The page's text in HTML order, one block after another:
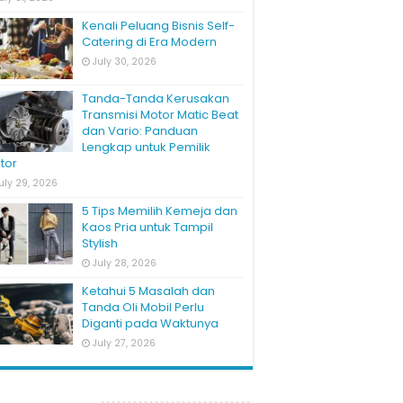
Kenali Peluang Bisnis Self-
Catering di Era Modern
July 30, 2026
Tanda-Tanda Kerusakan
Transmisi Motor Matic Beat
dan Vario: Panduan
Lengkap untuk Pemilik
29, 2026
5 Tips Memilih Kemeja dan
Kaos Pria untuk Tampil
Stylish
July 28, 2026
Ketahui 5 Masalah dan
Tanda Oli Mobil Perlu
Diganti pada Waktunya
July 27, 2026